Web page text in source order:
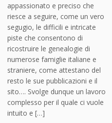
appassionato e preciso che
riesce a seguire, come un vero
segugio, le difficili e intricate
piste che consentono di
ricostruire le genealogie di
numerose famiglie italiane e
straniere, come attestano del
resto le sue pubblicazioni e il
sito…. Svolge dunque un lavoro
complesso per il quale ci vuole
intuito e […]